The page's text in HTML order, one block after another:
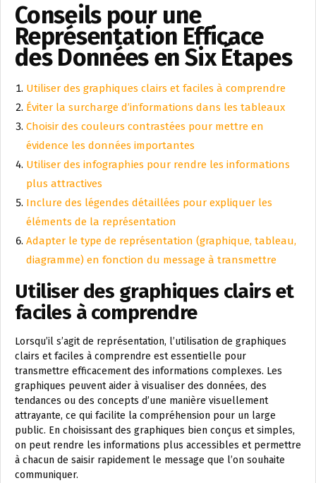
Conseils pour une
Représentation Efficace
des Données en Six Étapes
Utiliser des graphiques clairs et faciles à comprendre
Éviter la surcharge d’informations dans les tableaux
Choisir des couleurs contrastées pour mettre en
évidence les données importantes
Utiliser des infographies pour rendre les informations
plus attractives
Inclure des légendes détaillées pour expliquer les
éléments de la représentation
Adapter le type de représentation (graphique, tableau,
diagramme) en fonction du message à transmettre
Utiliser des graphiques clairs et
faciles à comprendre
Lorsqu’il s’agit de représentation, l’utilisation de graphiques
clairs et faciles à comprendre est essentielle pour
transmettre efficacement des informations complexes. Les
graphiques peuvent aider à visualiser des données, des
tendances ou des concepts d’une manière visuellement
attrayante, ce qui facilite la compréhension pour un large
public. En choisissant des graphiques bien conçus et simples,
on peut rendre les informations plus accessibles et permettre
à chacun de saisir rapidement le message que l’on souhaite
communiquer.